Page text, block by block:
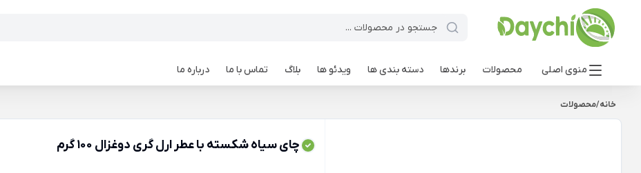
منوی اصلی محصولات برندها دسته بندی ها ویدئو ها بلاگ تماس با ما درباره ما
خانه/محصولات
چای سیاه شکسته با عطر ارل گری دوغزال 100 گرم